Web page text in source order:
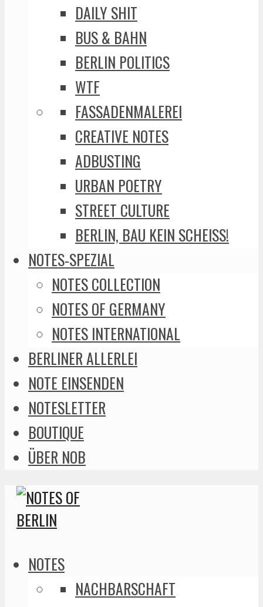
DAILY SHIT
BUS & BAHN
BERLIN POLITICS
WTF
FASSADENMALEREI
CREATIVE NOTES
ADBUSTING
URBAN POETRY
STREET CULTURE
BERLIN, BAU KEIN SCHEISS!
NOTES-SPEZIAL
NOTES COLLECTION
NOTES OF GERMANY
NOTES INTERNATIONAL
BERLINER ALLERLEI
NOTE EINSENDEN
NOTESLETTER
BOUTIQUE
ÜBER NOB
NOTES
NACHBARSCHAFT